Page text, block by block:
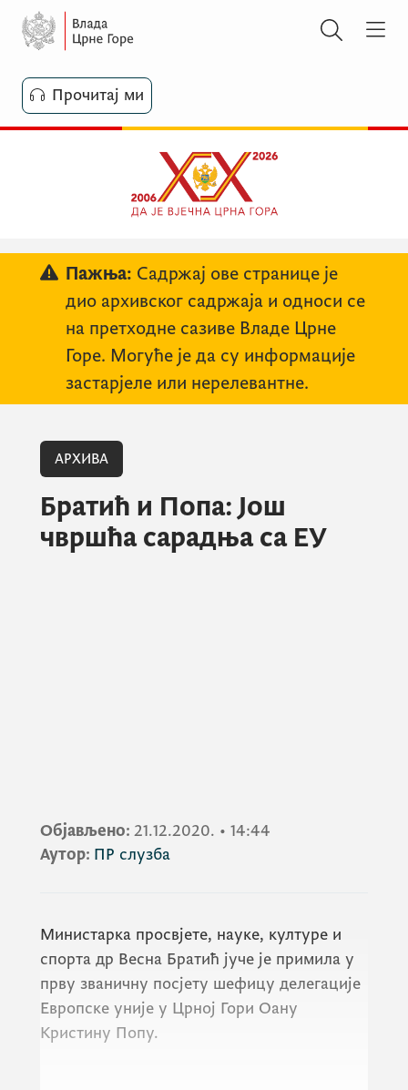
Прочитај ми
Пажња: Садржај ове странице је
дио архивског садржаја и односи се
на претходне сазиве Владе Црне
Горе. Могуће је да су информације
застарјеле или нерелевантне.
АРХИВА
Братић и Попа: Још
чвршћа сарадња са ЕУ
Објављено: 21.12.2020. • 14:44
Аутор: ПР слузба
Министарка просвјете, науке, културе и
спорта др Весна Братић јуче је примила у
прву званичну посјету шефицу делегације
Европске уније у Црној Гори Оану
Кристину Попу.